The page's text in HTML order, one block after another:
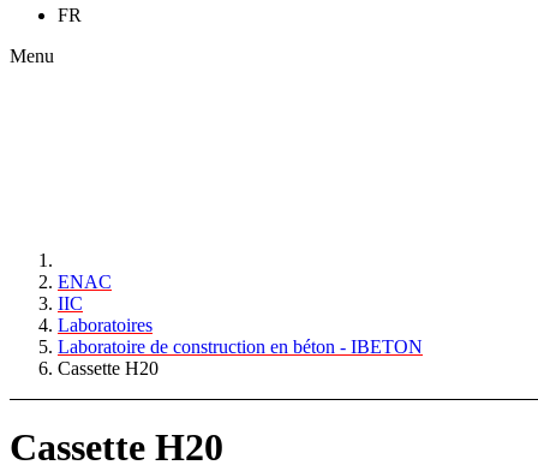
FR
Menu
ENAC
IIC
Laboratoires
Laboratoire de construction en béton - IBETON
Cassette H20
Cassette H20